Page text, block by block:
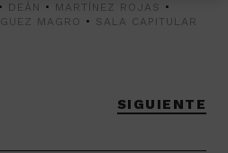
• DEÁN • MARTÍNEZ ROJAS •
MAGRO • SALA CAPITULAR
SIGUIENTE